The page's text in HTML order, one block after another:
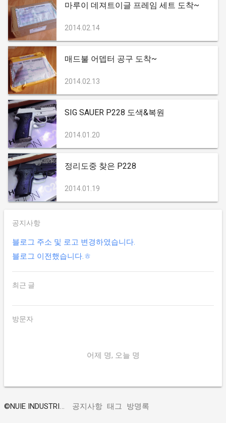
마루이 데져트이글 프레임 세트 도착~
2014.02.14
매드불 어뎁터 공구 도착~
2014.02.13
SIG SAUER P228 도색&복원
2014.01.20
정리도중 찾은 P228
2014.01.19
공지사항
블로그 주소 및 로고 변경하였습니다.
블로그 이전했습니다.ㅎ
최근 글
방문자
어제 명, 오늘 명
©NUIE INDUSTRIES 공지사항 태그 방명록